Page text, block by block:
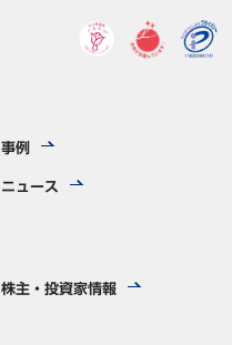
事例
ニュース
株主・投資家情報